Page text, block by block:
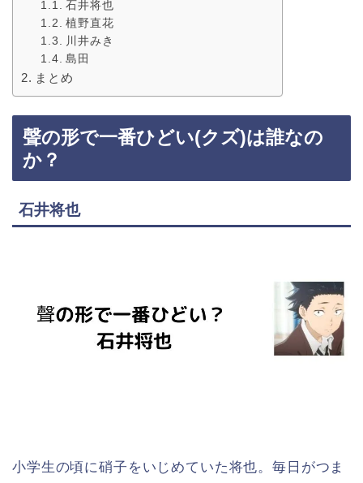
石井将也
植野直花
川井みき
島田
まとめ
聲の形で一番ひどい(クズ)は誰なの
か？
石井将也
小学生の頃に硝子をいじめていた将也。毎日がつま